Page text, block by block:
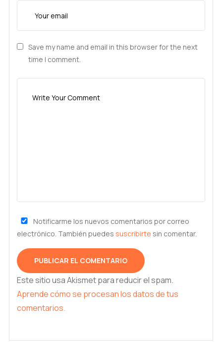
Save my name and email in this browser for the next
time I comment.
Notificarme los nuevos comentarios por correo
electrónico. También puedes suscribirte sin comentar.
Este sitio usa Akismet para reducir el spam.
Aprende cómo se procesan los datos de tus
comentarios.